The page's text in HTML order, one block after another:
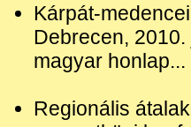
Kárpát-
Debrecen,
magyar honlap...
Regionális